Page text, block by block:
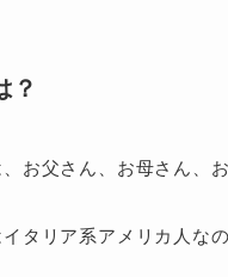
？
お父さん、お母さん、
タリア系アメリカ人な